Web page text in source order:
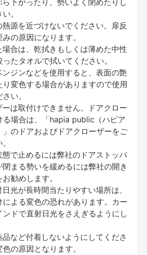
ら下がったり、勢いよく閉めたりし
。
源を近づけないでください。扉反
の原因になります。
合は、乾拭きもしくは薄めた中性
たタオルで拭いてください。
ジンなどを使用すると、表面の艶
り変色する場合がありますので使用
い。
は取付けできません。ドアクロー
る場合は、「hapia public（ハピア
」のドアおよびドアクローザーをご
で止めるには弊社のドアストッパ
閉まる勢いを緩めるには弊社の開き
勧めします。
光が長時間当たりやすい場所は、
による変色の恐れがあります。カー
ンドで直射日光をさえぎるようにし
など付着しないようにしてくださ
の原因となります。